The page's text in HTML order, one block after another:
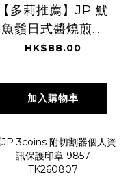
【多莉推薦】JP 魷
魚鬚日式醬燒煎餅
60g 0129
HK$88.00
加入購物車